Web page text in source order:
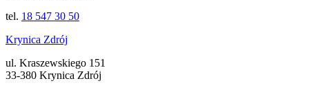
tel. 18 547 30 50
Krynica Zdrój
ul. Kraszewskiego 151
33-380 Krynica Zdrój